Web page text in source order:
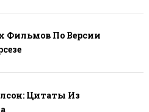
Фильмов По Версии
Цитаты Из